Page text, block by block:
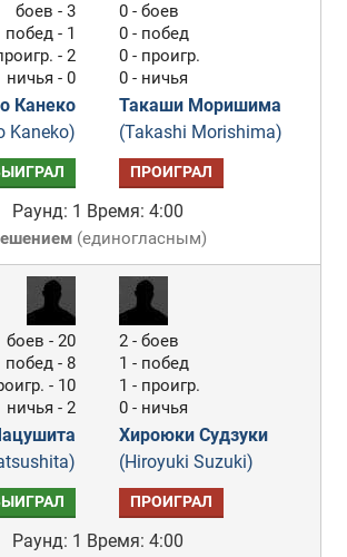
боев - 3
побед - 1
- 2
ничья - 0
Канеко
Kaneko)
0 - боев
0 - побед
0 - проигр.
0 - ничья
Такаши Моришима
(Takashi Morishima)
ПРОИГРАЛ
Раунд: 1 Время: 4:00
(единогласным)
боев - 20
побед - 8
- 10
ничья - 2
2 - боев
1 - побед
1 - проигр.
0 - ничья
Хироюки Судзуки
(Hiroyuki Suzuki)
ПРОИГРАЛ
Раунд: 1 Время: 4:00